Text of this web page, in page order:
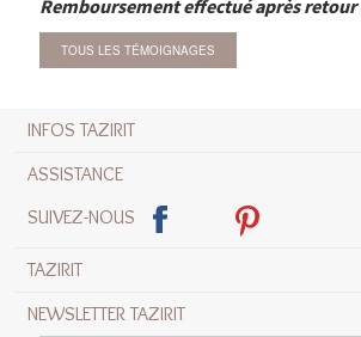
Remboursement effectué après
TOUS LES TÉMOIGNAGES
INFOS TAZIRIT
ASSISTANCE
SUIVEZ-NOUS
TAZIRIT
NEWSLETTER TAZIRIT